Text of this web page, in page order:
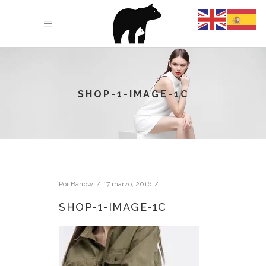
SHOP-1-IMAGE-1C
Por Barrow 17 marzo, 2016
SHOP-1-IMAGE-1C